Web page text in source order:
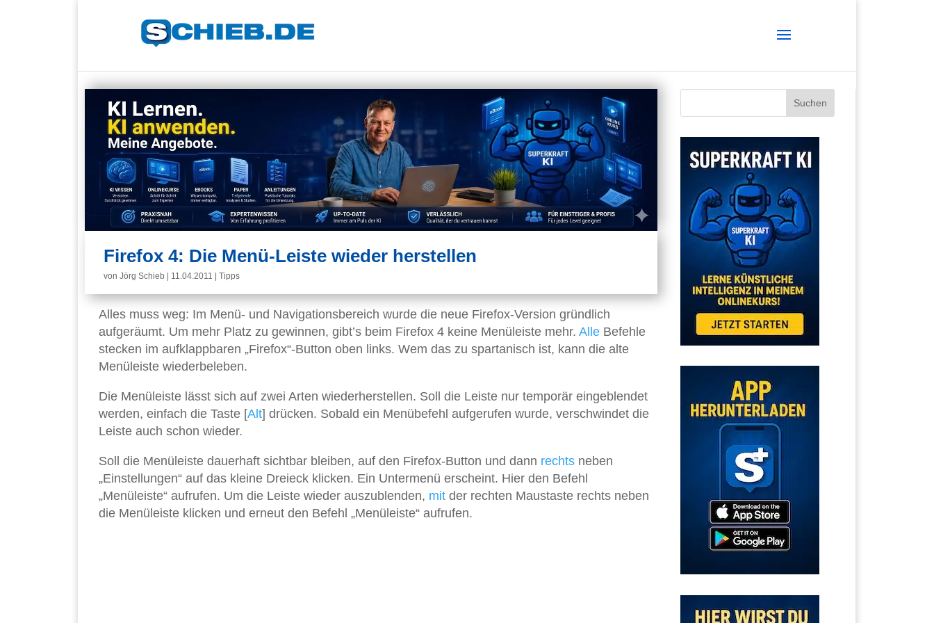
Firefox 4: Die Menü-Leiste wieder herstellen
von Jörg Schieb 11.04.2011 Tipps
Alles muss weg: Im Menü- und Navigationsbereich wurde die neue Firefox-Version gründlich
aufgeräumt. Um mehr Platz zu gewinnen, gibt’s beim Firefox 4 keine Menüleiste mehr. Alle Befehle
stecken im aufklappbaren „Firefox“-Button oben links. Wem das zu spartanisch ist, kann die alte
Menüleiste wiederbeleben.
Die Menüleiste lässt sich auf zwei Arten wiederherstellen. Soll die Leiste nur temporär eingeblendet
werden, einfach die Taste [Alt] drücken. Sobald ein Menübefehl aufgerufen wurde, verschwindet die
Leiste auch schon wieder.
Soll die Menüleiste dauerhaft sichtbar bleiben, auf den Firefox-Button und dann rechts neben
„Einstellungen“ auf das kleine Dreieck klicken. Ein Untermenü erscheint. Hier den Befehl
„Menüleiste“ aufrufen. Um die Leiste wieder auszublenden, mit der rechten Maustaste rechts neben
die Menüleiste klicken und erneut den Befehl „Menüleiste“ aufrufen.